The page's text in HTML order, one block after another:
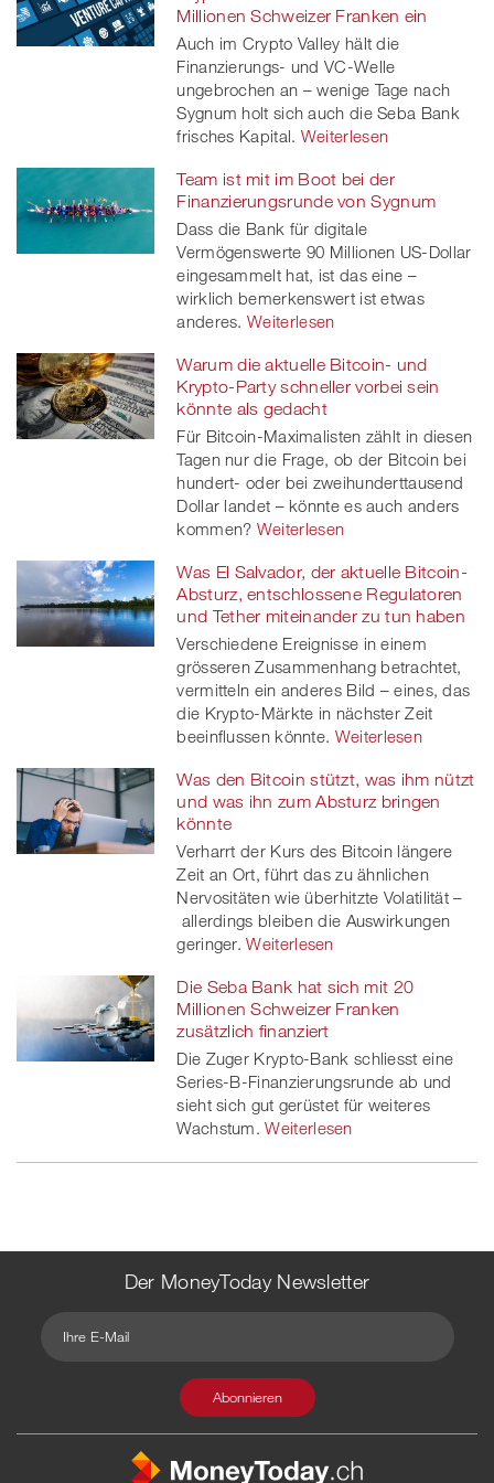
Millionen Schweizer Franken ein
Auch im Crypto Valley hält die
Finanzierungs- und VC-Welle
ungebrochen an – wenige Tage nach
Sygnum holt sich auch die Seba Bank
frisches Kapital. Weiterlesen
Team ist mit im Boot bei der
Finanzierungsrunde von Sygnum
Dass die Bank für digitale
Vermögenswerte 90 Millionen US-Dollar
eingesammelt hat, ist das eine –
wirklich bemerkenswert ist etwas
anderes. Weiterlesen
Warum die aktuelle Bitcoin- und
Krypto-Party schneller vorbei sein
könnte als gedacht
Für Bitcoin-Maximalisten zählt in diesen
Tagen nur die Frage, ob der Bitcoin bei
hundert- oder bei zweihunderttausend
Dollar landet – könnte es auch anders
kommen? Weiterlesen
Was El Salvador, der aktuelle Bitcoin-
Absturz, entschlossene Regulatoren
und Tether miteinander zu tun haben
Verschiedene Ereignisse in einem
grösseren Zusammenhang betrachtet,
vermitteln ein anderes Bild – eines, das
die Krypto-Märkte in nächster Zeit
beeinflussen könnte. Weiterlesen
Was den Bitcoin stützt, was ihm nützt
und was ihn zum Absturz bringen
könnte
Verharrt der Kurs des Bitcoin längere
Zeit an Ort, führt das zu ähnlichen
Nervositäten wie überhitzte Volatilität –
allerdings bleiben die Auswirkungen
geringer. Weiterlesen
Die Seba Bank hat sich mit 20
Millionen Schweizer Franken
zusätzlich finanziert
Die Zuger Krypto-Bank schliesst eine
Series-B-Finanzierungsrunde ab und
sieht sich gut gerüstet für weiteres
Wachstum. Weiterlesen
Der MoneyToday Newsletter